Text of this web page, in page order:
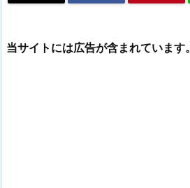
当サイトには広告が含まれています。